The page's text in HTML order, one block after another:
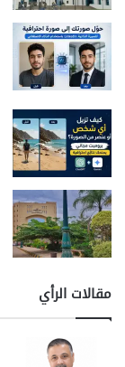
مقالات الرأي